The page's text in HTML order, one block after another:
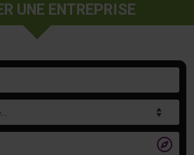
UNE ENTREPRISE
